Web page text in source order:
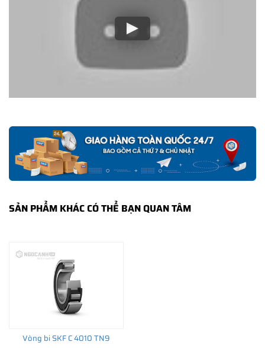
SKF Authenticate, Phần mềm kiểm tra vòng bi SKF giả
Cảnh báo của chuyên gia SKF về vòng bi SKF giả
THÔNG TIN HỮU ÍCH
•Xuất xứ vòng bi SKF chính hãng ở đâu?
Chất lượng vòng bi SKF chính hãng
SẢN PHẨM KHÁC CÓ THỂ BẠN QUAN TÂM
Vòng bi SKF C 4010 TN9